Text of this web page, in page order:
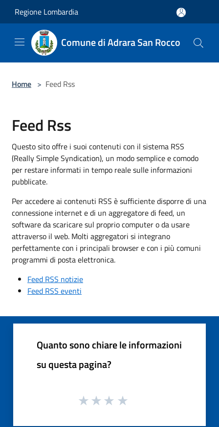
Regione Lombardia
Comune di Adrara San Rocco
Home > Feed Rss
Feed Rss
Questo sito offre i suoi contenuti con il sistema RSS
(Really Simple Syndication), un modo semplice e comodo
per restare informati in tempo reale sulle informazioni
pubblicate.
Per accedere ai contenuti RSS è sufficiente disporre di una
connessione internet e di un aggregatore di feed, un
software da scaricare sul proprio computer o da usare
attraverso il web. Molti aggregatori si integrano
perfettamente con i principali browser e con i più comuni
programmi di posta elettronica.
Feed RSS notizie
Feed RSS eventi
Quanto sono chiare le informazioni
su questa pagina?